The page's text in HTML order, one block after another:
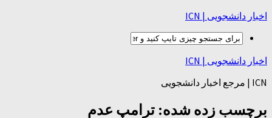
اخبار دانشجویی | ICN
اخبار دانشجویی | ICN
ICN | مرجع اخبار دانشجویی
برچسب زده شده: ترامپ عدم